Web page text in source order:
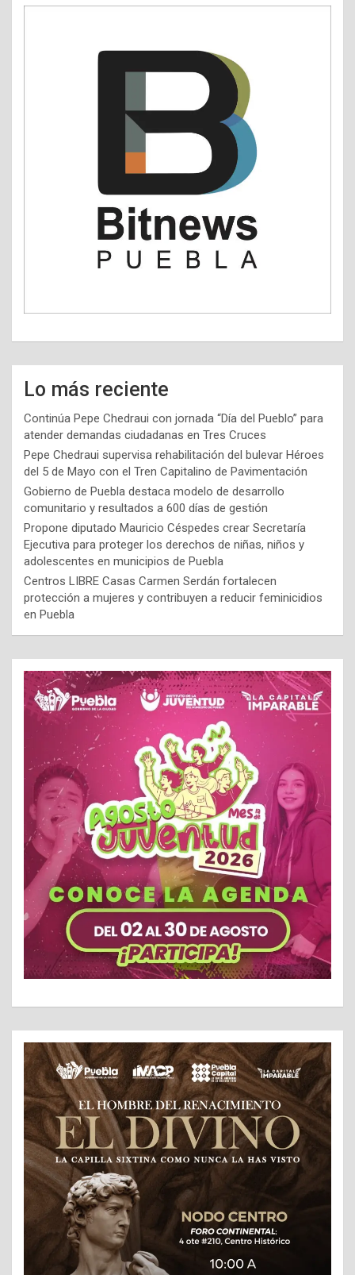
Lo más reciente
Continúa Pepe Chedraui con jornada “Día del Pueblo” para
atender demandas ciudadanas en Tres Cruces
Pepe Chedraui supervisa rehabilitación del bulevar Héroes
del 5 de Mayo con el Tren Capitalino de Pavimentación
Gobierno de Puebla destaca modelo de desarrollo
comunitario y resultados a 600 días de gestión
Propone diputado Mauricio Céspedes crear Secretaría
Ejecutiva para proteger los derechos de niñas, niños y
adolescentes en municipios de Puebla
Centros LIBRE Casas Carmen Serdán fortalecen
protección a mujeres y contribuyen a reducir feminicidios
en Puebla